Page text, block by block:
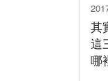
其
這
哪